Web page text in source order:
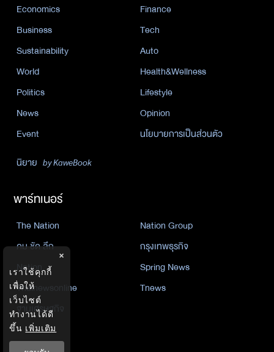
Economics
Finance
Business
Tech
Sustainability
Auto
World
Health&Wellness
Politics
Lifestyle
News
Opinion
Event
นโยบายการเป็นส่วนตัว
นิยาย by KaweBook
พาร์ทเนอร์
The Nation
Nation Group
คม ชัด ลึก
กรุงเทพธุรกิจ
Nation
Spring News
Thainewsonline
Tnews
ฐานเศรษฐกิจ
×
เราใช้คุกกี้
เพื่อให้
เว็บไซต์
ทำงานได้ดี
ขึ้น เพิ่มเติม